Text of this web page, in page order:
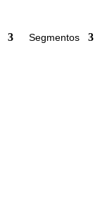
Segmentos